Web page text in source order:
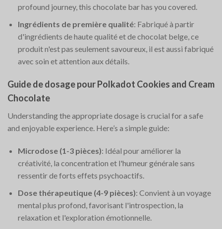
profound journey, this chocolate bar has you covered.
Ingrédients de première qualité: Fabriqué à partir
d'ingrédients de haute qualité et de chocolat belge, ce
produit n'est pas seulement savoureux, il est aussi fabriqué
avec soin et attention aux détails.
Guide de dosage pour Polkadot Cookies and Cream
Chocolate
Understanding the appropriate dosage is crucial for a safe
and enjoyable experience. Here’s a simple guide:
Microdose (1-3 pièces): Idéal pour améliorer la
créativité, la concentration et l'humeur générale sans
ressentir de forts effets psychoactifs.
Dose thérapeutique (4-9 pièces): Convient à un voyage
mental plus profond, favorisant l'introspection, la
relaxation et l'exploration émotionnelle.